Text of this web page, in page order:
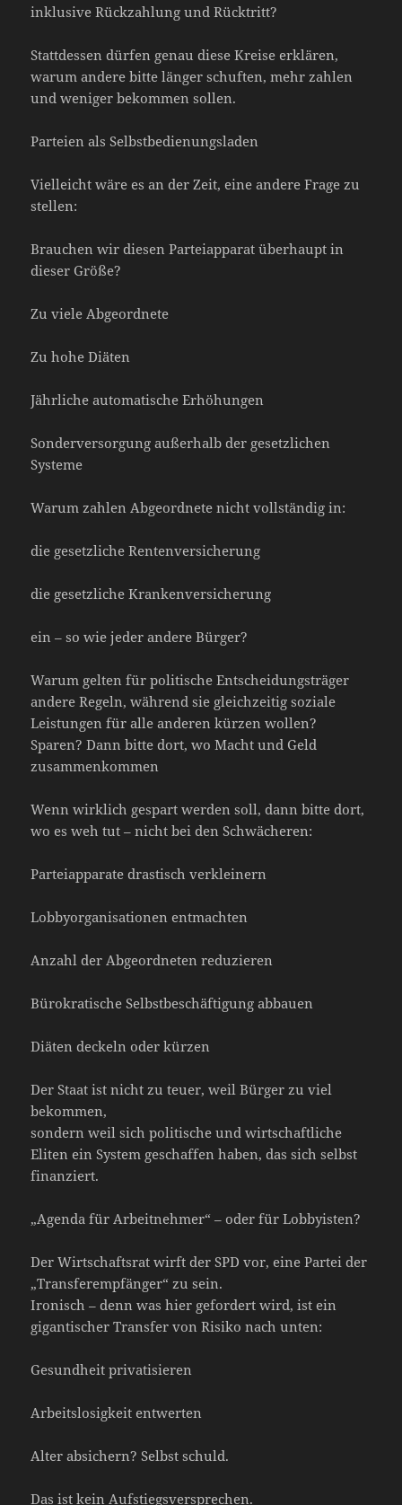
inklusive Rückzahlung und Rücktritt?
Stattdessen dürfen genau diese Kreise erklären,
warum andere bitte länger schuften, mehr zahlen
und weniger bekommen sollen.
Parteien als Selbstbedienungsladen
Vielleicht wäre es an der Zeit, eine andere Frage zu
stellen:
Brauchen wir diesen Parteiapparat überhaupt in
dieser Größe?
Zu viele Abgeordnete
Zu hohe Diäten
Jährliche automatische Erhöhungen
Sonderversorgung außerhalb der gesetzlichen
Systeme
Warum zahlen Abgeordnete nicht vollständig in:
die gesetzliche Rentenversicherung
die gesetzliche Krankenversicherung
ein – so wie jeder andere Bürger?
Warum gelten für politische Entscheidungsträger
andere Regeln, während sie gleichzeitig soziale
Leistungen für alle anderen kürzen wollen?
Sparen? Dann bitte dort, wo Macht und Geld
zusammenkommen
Wenn wirklich gespart werden soll, dann bitte dort,
wo es weh tut – nicht bei den Schwächeren:
Parteiapparate drastisch verkleinern
Lobbyorganisationen entmachten
Anzahl der Abgeordneten reduzieren
Bürokratische Selbstbeschäftigung abbauen
Diäten deckeln oder kürzen
Der Staat ist nicht zu teuer, weil Bürger zu viel
bekommen,
sondern weil sich politische und wirtschaftliche
Eliten ein System geschaffen haben, das sich selbst
finanziert.
„Agenda für Arbeitnehmer“ – oder für Lobbyisten?
Der Wirtschaftsrat wirft der SPD vor, eine Partei der
„Transferempfänger“ zu sein.
Ironisch – denn was hier gefordert wird, ist ein
gigantischer Transfer von Risiko nach unten:
Gesundheit privatisieren
Arbeitslosigkeit entwerten
Alter absichern? Selbst schuld.
Das ist kein Aufstiegsversprechen.